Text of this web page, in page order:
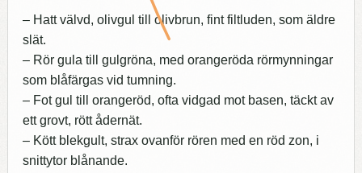
– Hatt välvd, olivgul till olivbrun, fint filtluden, som äldre
slät.
– Rör gula till gulgröna, med orangeröda rörmynningar
som blåfärgas vid tumning.
– Fot gul till orangeröd, ofta vidgad mot basen, täckt av
ett grovt, rött ådernät.
– Kött blekgult, strax ovanför rören med en röd zon, i
snittytor blånande.